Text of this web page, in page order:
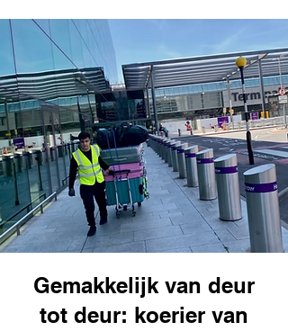
Gemakkelijk van deur
tot deur: koerier van